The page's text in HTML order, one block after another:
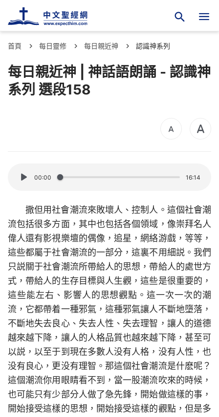
首頁 每日靈修 每日親近神 認識神系列
每日親近神 | 神話語朗誦 - 認識神
系列 選段158
00:00 16:14
撒但用社會潮流來敗壞人、控制人。這個社會潮
流包括很多方面，其中也包括各個領域，像崇拜名人
偉人還有影視樂壇的偶像，追星，網絡游戲，等等，
這些都屬于社會潮流的一部分，這裏不用細説。我們
只説關于社會潮流所帶給人的思想，帶給人的處世方
式，帶給人的生存目標與人生觀，這些是很重要的，
這些能左右、影響人的思想觀點。這一次一次的潮
流，它都帶着一種邪氣，這種邪氣讓人不斷地墮落，
不斷地失去良心、失去人性、失去理智，讓人的道德
越來越下降，讓人的人格品質也越來越下降，甚至可
以説，以至于到現在多數人没有人格，没有人性，也
没有良心，更没有理智。那這個社會潮流是什麽呢？
這個潮流你用眼睛看不到，當一股潮流吹來的時候，
也可能只有少部分人做了急先鋒，開始做這樣的事，
開始接受這樣的思想，開始接受這樣的觀點，但是多